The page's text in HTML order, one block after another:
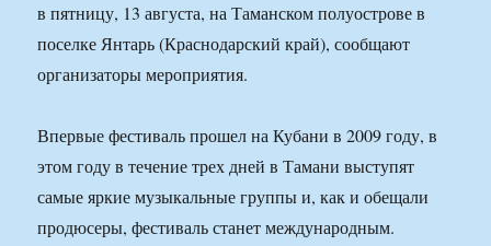
в пятницу, 13 августа, на Таманском полуострове в
поселке Янтарь (Краснодарский край), сообщают
организаторы мероприятия.
Впервые фестиваль прошел на Кубани в 2009 году, в
этом году в течение трех дней в Тамани выступят
самые яркие музыкальные группы и, как и обещали
продюсеры, фестиваль станет международным.